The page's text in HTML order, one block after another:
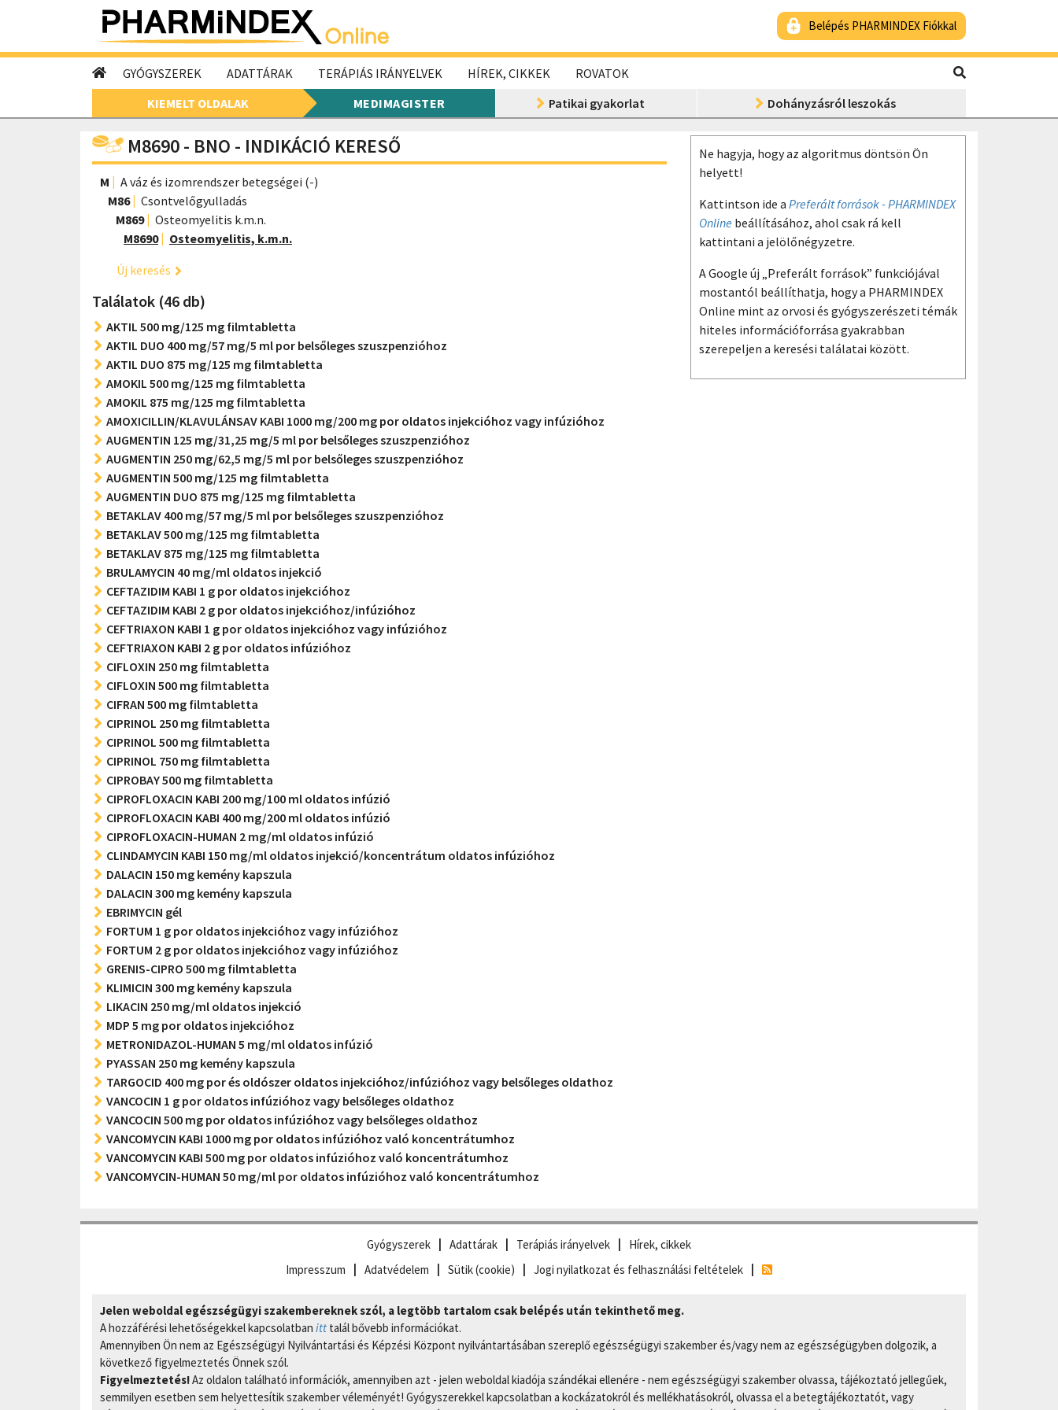
Belépés PHARMINDEX Fiókkal
GYÓGYSZEREK ADATTÁRAK TERÁPIÁS IRÁNYELVEK HÍREK, CIKKEK
ROVATOK
KIEMELT OLDALAK
MEDIMAGISTER Patikai gyakorlat Dohányzásról leszokás
M8690 - BNO - INDIKÁCIÓ KERESŐ
M
A váz és izomrendszer betegségei (-)
M86
Csontvelőgyulladás
M869
Osteomyelitis k.m.n.
M8690
Osteomyelitis, k.m.n.
Új keresés
Találatok (46 db)
AKTIL 500 mg/125 mg filmtabletta
AKTIL DUO 400 mg/57 mg/5 ml por belsőleges szuszpenzióhoz
AKTIL DUO 875 mg/125 mg filmtabletta
AMOKIL 500 mg/125 mg filmtabletta
AMOKIL 875 mg/125 mg filmtabletta
AMOXICILLIN/KLAVULÁNSAV KABI 1000 mg/200 mg por oldatos injekcióhoz vagy infúzióhoz
AUGMENTIN 125 mg/31,25 mg/5 ml por belsőleges szuszpenzióhoz
AUGMENTIN 250 mg/62,5 mg/5 ml por belsőleges szuszpenzióhoz
AUGMENTIN 500 mg/125 mg filmtabletta
AUGMENTIN DUO 875 mg/125 mg filmtabletta
BETAKLAV 400 mg/57 mg/5 ml por belsőleges szuszpenzióhoz
BETAKLAV 500 mg/125 mg filmtabletta
BETAKLAV 875 mg/125 mg filmtabletta
BRULAMYCIN 40 mg/ml oldatos injekció
CEFTAZIDIM KABI 1 g por oldatos injekcióhoz
CEFTAZIDIM KABI 2 g por oldatos injekcióhoz/infúzióhoz
CEFTRIAXON KABI 1 g por oldatos injekcióhoz vagy infúzióhoz
CEFTRIAXON KABI 2 g por oldatos infúzióhoz
CIFLOXIN 250 mg filmtabletta
CIFLOXIN 500 mg filmtabletta
CIFRAN 500 mg filmtabletta
CIPRINOL 250 mg filmtabletta
CIPRINOL 500 mg filmtabletta
CIPRINOL 750 mg filmtabletta
CIPROBAY 500 mg filmtabletta
CIPROFLOXACIN KABI 200 mg/100 ml oldatos infúzió
CIPROFLOXACIN KABI 400 mg/200 ml oldatos infúzió
CIPROFLOXACIN-HUMAN 2 mg/ml oldatos infúzió
CLINDAMYCIN KABI 150 mg/ml oldatos injekció/koncentrátum oldatos infúzióhoz
DALACIN 150 mg kemény kapszula
DALACIN 300 mg kemény kapszula
EBRIMYCIN gél
FORTUM 1 g por oldatos injekcióhoz vagy infúzióhoz
FORTUM 2 g por oldatos injekcióhoz vagy infúzióhoz
GRENIS-CIPRO 500 mg filmtabletta
KLIMICIN 300 mg kemény kapszula
LIKACIN 250 mg/ml oldatos injekció
MDP 5 mg por oldatos injekcióhoz
METRONIDAZOL-HUMAN 5 mg/ml oldatos infúzió
PYASSAN 250 mg kemény kapszula
TARGOCID 400 mg por és oldószer oldatos injekcióhoz/infúzióhoz vagy belsőleges oldathoz
VANCOCIN 1 g por oldatos infúzióhoz vagy belsőleges oldathoz
VANCOCIN 500 mg por oldatos infúzióhoz vagy belsőleges oldathoz
VANCOMYCIN KABI 1000 mg por oldatos infúzióhoz való koncentrátumhoz
VANCOMYCIN KABI 500 mg por oldatos infúzióhoz való koncentrátumhoz
VANCOMYCIN-HUMAN 50 mg/ml por oldatos infúzióhoz való koncentrátumhoz
Ne hagyja, hogy az algoritmus döntsön Ön
helyett!
Kattintson ide a Preferált források - PHARMINDEX
Online beállításához, ahol csak rá kell
kattintani a jelölőnégyzetre.
A Google új „Preferált források” funkciójával
mostantól beállíthatja, hogy a PHARMINDEX
Online mint az orvosi és gyógyszerészeti témák
hiteles információforrása gyakrabban
szerepeljen a keresési találatai között.
Gyógyszerek Adattárak Terápiás irányelvek
Hírek, cikkek
Impresszum
Adatvédelem Sütik (cookie) Jogi nyilatkozat és felhasználási feltételek
Jelen weboldal egészségügyi szakembereknek szól, a legtöbb tartalom csak belépés után tekinthető meg.
A hozzáférési lehetőségekkel kapcsolatban itt talál bővebb információkat.
Amennyiben Ön nem az Egészségügyi Nyilvántartási és Képzési Központ nyilvántartásában szereplő egészségügyi szakember és/vagy nem az egészségügyben dolgozik, a
következő figyelmeztetés Önnek szól.
Figyelmeztetés!Az oldalon található információk, amennyiben azt - jelen weboldal kiadója szándékai ellenére - nem egészségügyi szakember olvassa, tájékoztató jellegűek,
semmilyen esetben sem helyettesítik szakember véleményét! Gyógyszerekkel kapcsolatban a kockázatokról és mellékhatásokról, olvassa el a betegtájékoztatót, vagy